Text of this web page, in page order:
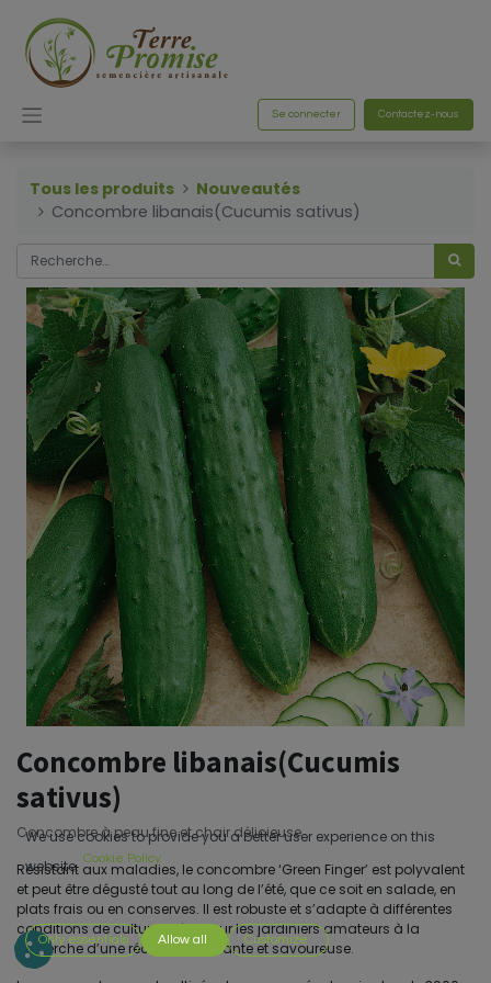
Se connecter Contactez-nous
Tous les produits
Nouveautés
Concombre libanais(Cucumis sativus)
Concombre libanais(Cucumis
sativus)
Concombre à peau fine et chair délicieuse
Résistant aux maladies, le concombre ‘Green Finger’ est polyvalent
et peut être dégusté tout au long de l’été, que ce soit en salade, en
plats frais ou en conserves. Il est robuste et s’adapte à différentes
conditions de culture, idéal pour les jardiniers amateurs à la
recherche d’une récolte abondante et savoureuse.
We use cookies to provide you a better user experience on this
website. Cookie Policy
Only essentials Allow all Customize